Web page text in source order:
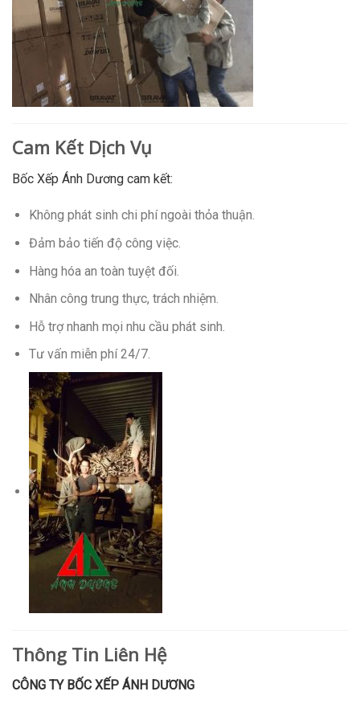
Cam Kết Dịch Vụ
Bốc Xếp Ánh Dương cam kết:
Không phát sinh chi phí ngoài thỏa thuận.
Đảm bảo tiến độ công việc.
Hàng hóa an toàn tuyệt đối.
Nhân công trung thực, trách nhiệm.
Hỗ trợ nhanh mọi nhu cầu phát sinh.
Tư vấn miễn phí 24/7.
Thông Tin Liên Hệ
CÔNG TY BỐC XẾP ÁNH DƯƠNG